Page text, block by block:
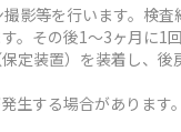
影等を行います。検
。その後1～3ヶ月に1
定装置）を装着し、後
する場合があります。